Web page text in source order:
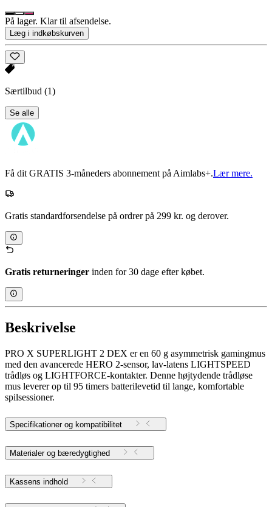
På lager. Klar til afsendelse.
Læg i indkøbskurven
Særtilbud (1)
Se alle
Få dit GRATIS 3-måneders abonnement på Aimlabs+.Lær mere.
Gratis standardforsendelse på ordrer på 299 kr. og derover.
Gratis returneringer inden for 30 dage efter købet.
Beskrivelse
PRO X SUPERLIGHT 2 DEX er en 60 g asymmetrisk gamingmus
med den avancerede HERO 2-sensor, lav-latens LIGHTSPEED
trådløs og LIGHTFORCE-kontakter. Denne højtydende trådløse
mus leverer op til 95 timers batterilevetid til lange, komfortable
spilsessioner.
Specifikationer og kompatibilitet
Materialer og bæredygtighed
Kassens indhold